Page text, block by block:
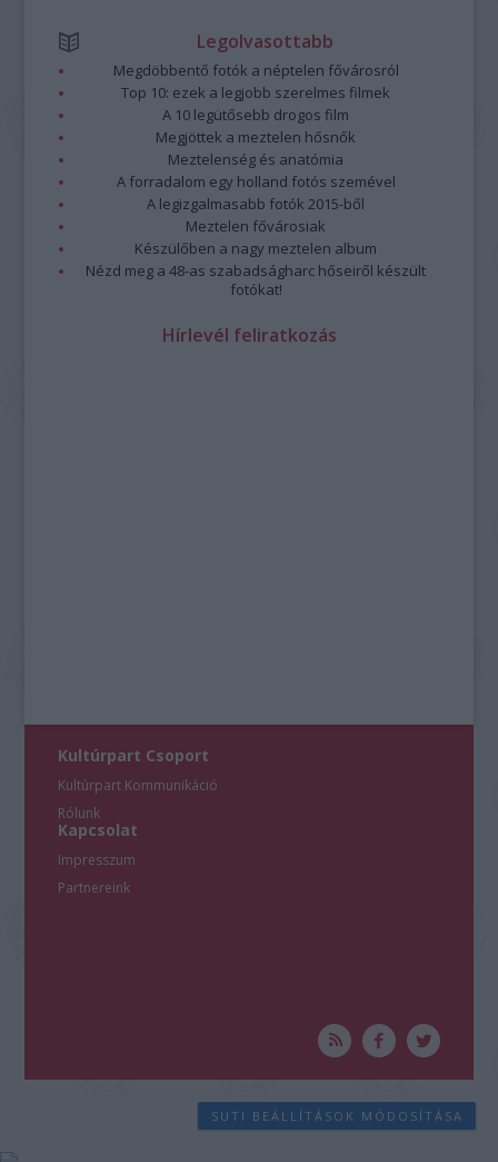
Legolvasottabb
Megdöbbentő fotók a néptelen fővárosról
Top 10: ezek a legjobb szerelmes filmek
A 10 legütősebb drogos film
Megjöttek a meztelen hősnők
Meztelenség és anatómia
A forradalom egy holland fotós szemével
A legizgalmasabb fotók 2015-ből
Meztelen fővárosiak
Készülőben a nagy meztelen album
Nézd meg a 48-as szabadságharc hőseiről készült
fotókat!
Hírlevél feliratkozás
Kultúrpart Csoport
Kultúrpart Kommunikáció
Rólunk
Kapcsolat
Impresszum
Partnereink
SÜTI BEÁLLÍTÁSOK MÓDOSÍTÁSA